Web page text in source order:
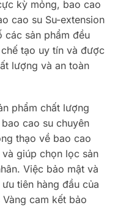
kỳ mỏng, bao cao
cao su Su-extension
các sản phẩm đều
tạo uy tín và được
lượng và an toàn
phẩm chất lượng
cao su chuyên
thạo về bao cao
giúp chọn lọc sản
Việc bảo mật và
tiên hàng đầu của
cam kết bảo